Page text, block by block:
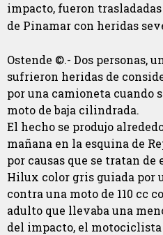
impacto, fueron
de Pinamar con heridas
Ostende ©.- Dos personas,
sufrieron heridas de
por una camioneta cuando
moto de baja cilindrada.
El hecho se produjo
mañana en la esquina de
por causas que se tratan de
Hilux color gris guiada por
contra una moto de 110 cc
adulto que llevaba una
del impacto, el